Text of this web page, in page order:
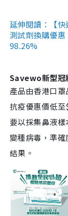
延伸閱讀：【
測試劑換購優
98.26%
Savewo新型冠
產品由香港口罩
抗疫優惠價低
要以採集鼻液
變種病毒，準
結果。